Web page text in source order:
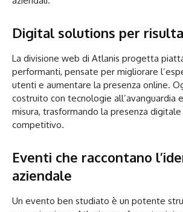
Digital solutions per
La divisione web di Atlanis progetta
performanti, pensate per migliorare
utenti e aumentare la presenza online.
costruito con tecnologie all’avanguardia
misura, trasformando la presenza
competitivo.
Eventi che raccontano
aziendale
Un evento ben studiato è un potente